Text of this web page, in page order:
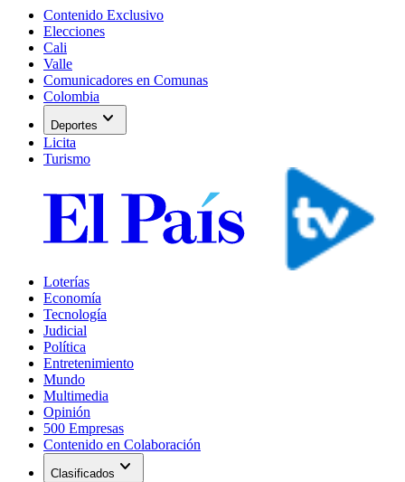
Contenido Exclusivo
Elecciones
Cali
Valle
Comunicadores en Comunas
Colombia
Deportes expand_more
Licita
Turismo
Loterías
Economía
Tecnología
Judicial
Política
Entretenimiento
Mundo
Multimedia
Opinión
500 Empresas
Contenido en Colaboración
Clasificados expand_more